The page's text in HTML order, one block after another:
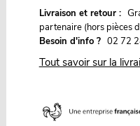
Livraison et retour : G
partenaire (hors pièces
Besoin d'info ? 02 72
Tout savoir sur la